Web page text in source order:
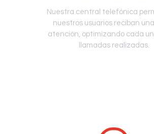
Nuestra central telefónica
nuestros usuarios reciban
atención, optimizando cada
llamadas realizadas.